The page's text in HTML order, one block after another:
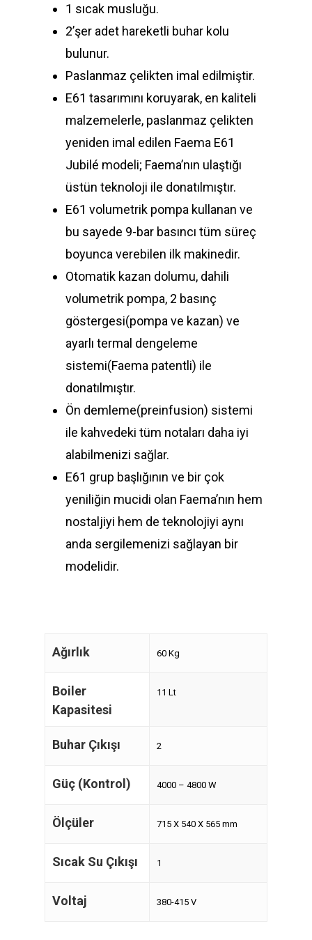
1 sıcak musluğu.
2’şer adet hareketli buhar kolu
bulunur.
Paslanmaz çelikten imal edilmiştir.
E61 tasarımını koruyarak, en kaliteli
malzemelerle, paslanmaz çelikten
yeniden imal edilen Faema E61
Jubilé modeli; Faema’nın ulaştığı
üstün teknoloji ile donatılmıştır.
E61 volumetrik pompa kullanan ve
bu sayede 9-bar basıncı tüm süreç
boyunca verebilen ilk makinedir.
Otomatik kazan dolumu, dahili
volumetrik pompa, 2 basınç
göstergesi(pompa ve kazan) ve
ayarlı termal dengeleme
sistemi(Faema patentli) ile
donatılmıştır.
Ön demleme(preinfusion) sistemi
ile kahvedeki tüm notaları daha iyi
alabilmenizi sağlar.
E61 grup başlığının ve bir çok
yeniliğin mucidi olan Faema’nın hem
nostaljiyi hem de teknolojiyi aynı
anda sergilemenizi sağlayan bir
modelidir.
Ağırlık 60 Kg
Boiler
Kapasitesi
11 Lt
Buhar Çıkışı 2
Güç (Kontrol) 4000 – 4800 W
Ölçüler 715 X 540 X 565 mm
Sıcak Su Çıkışı 1
Voltaj 380-415 V
Anasayfa
Ürünler
Hizmetlerimiz
Hakkımızda
İletişim
Türkçe